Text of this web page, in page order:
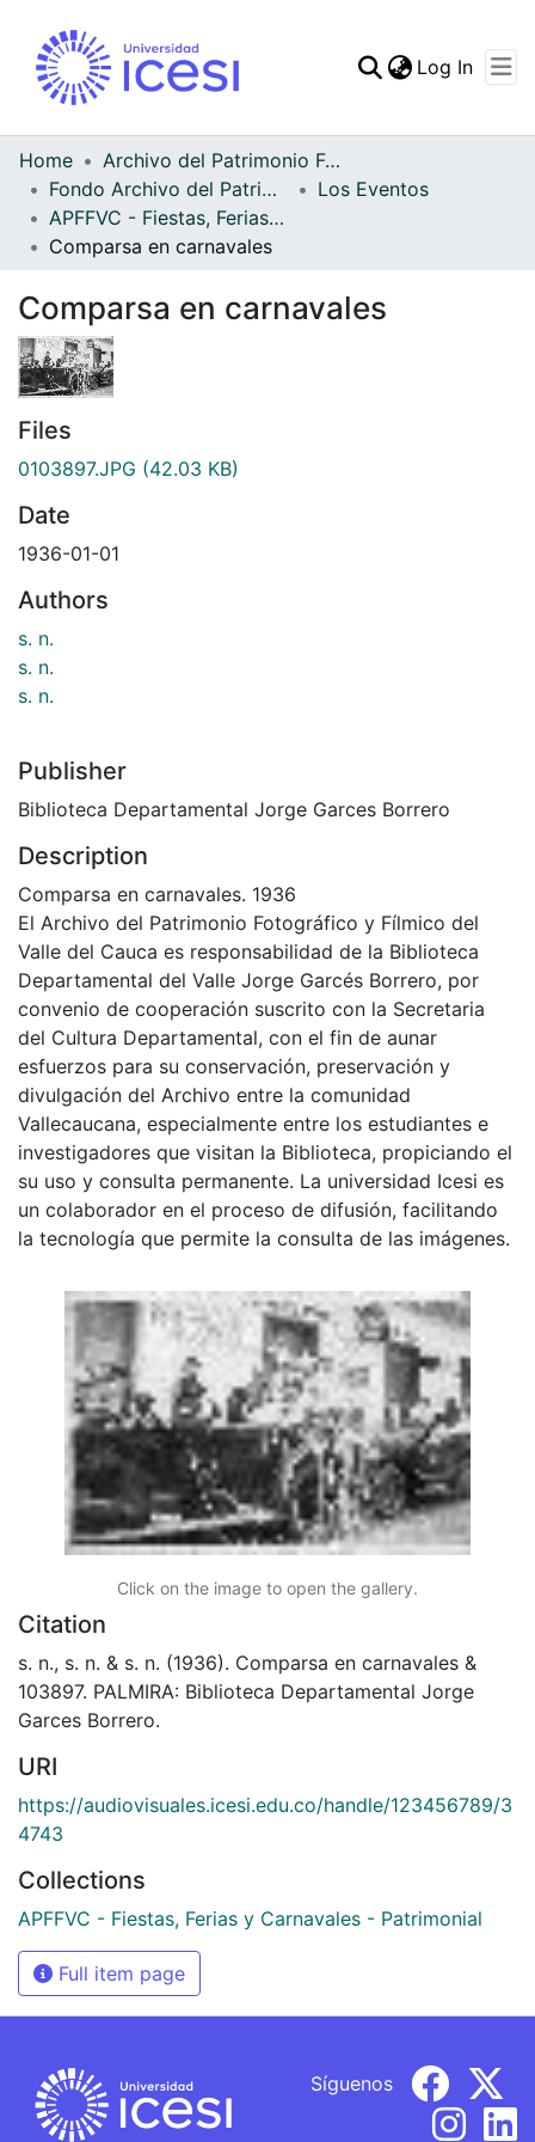
Statistics
Log In
Home
Archivo del Patrimonio Fotográfico y Fílmico del Valle del Cauca
Fondo Archivo del Patrimonio Fotográfico y Fílmico del Valle del Cauca
Los Eventos
APFFVC - Fiestas, Ferias y Carnavales - Patrimonial
Comparsa en carnavales
Comparsa en carnavales
Files
0103897.JPG (42.03 KB)
Date
1936-01-01
Authors
s. n.
s. n.
s. n.
Publisher
Biblioteca Departamental Jorge Garces Borrero
Description
Comparsa en carnavales. 1936
El Archivo del Patrimonio Fotográfico y Fílmico del
Valle del Cauca es responsabilidad de la Biblioteca
Departamental del Valle Jorge Garcés Borrero, por
convenio de cooperación suscrito con la Secretaria
del Cultura Departamental, con el fin de aunar
esfuerzos para su conservación, preservación y
divulgación del Archivo entre la comunidad
Vallecaucana, especialmente entre los estudiantes e
investigadores que visitan la Biblioteca, propiciando el
su uso y consulta permanente. La universidad Icesi es
un colaborador en el proceso de difusión, facilitando
la tecnología que permite la consulta de las imágenes.
Click on the image to open the gallery.
Citation
s. n., s. n. & s. n. (1936). Comparsa en carnavales &
103897. PALMIRA: Biblioteca Departamental Jorge
Garces Borrero.
URI
https://audiovisuales.icesi.edu.co/handle/123456789/3
4743
Collections
APFFVC - Fiestas, Ferias y Carnavales - Patrimonial
Full item page
Síguenos